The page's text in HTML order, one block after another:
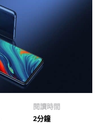
閱讀時間
2分鐘